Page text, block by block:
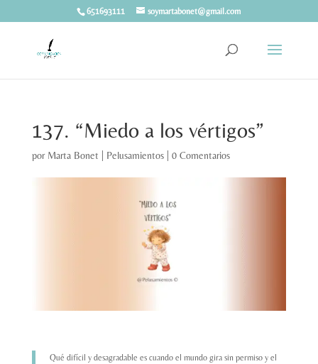
651693111 soymartabonet@gmail.com
137. “Miedo a los vértigos”
por Marta Bonet Pelusamientos| 0 Comentarios
Qué difícil y desagradable es cuando el mundo gira sin permiso y el